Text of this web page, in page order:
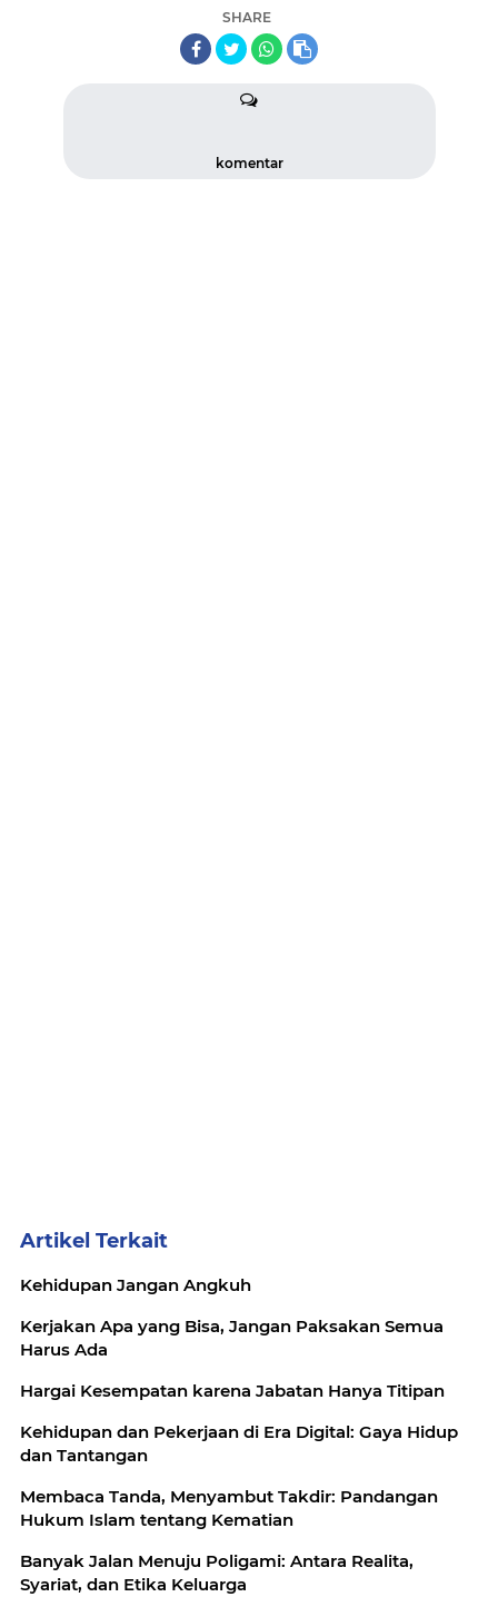
SHARE
komentar
Artikel Terkait
Kehidupan Jangan Angkuh
Kerjakan Apa yang Bisa, Jangan Paksakan Semua
Harus Ada
Hargai Kesempatan karena Jabatan Hanya Titipan
Kehidupan dan Pekerjaan di Era Digital: Gaya Hidup
dan Tantangan
Membaca Tanda, Menyambut Takdir: Pandangan
Hukum Islam tentang Kematian
Banyak Jalan Menuju Poligami: Antara Realita,
Syariat, dan Etika Keluarga